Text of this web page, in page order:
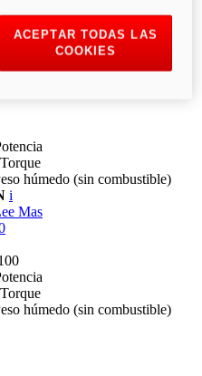
Torque
PESO HÚMEDO SIN
Torque
húmedo (sin combustible)
i
Mas
Torque
húmedo (sin combustible)
ACEPTAR TODAS LAS
COOKIES